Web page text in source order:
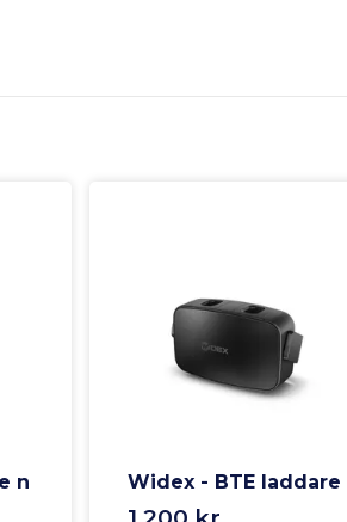
n
Widex - BTE laddare